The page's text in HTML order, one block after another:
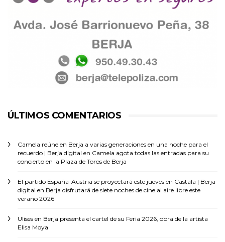
ÚLTIMOS COMENTARIOS
Camela reúne en Berja a varias generaciones en una noche para el
recuerdo | Berja digital en Camela agota todas las entradas para su
concierto en la Plaza de Toros de Berja
El partido España-Austria se proyectará este jueves en Castala | Berja
digital en Berja disfrutará de siete noches de cine al aire libre este
verano 2026
Ulises en Berja presenta el cartel de su Feria 2026, obra de la artista
Elisa Moya